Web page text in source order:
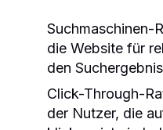
Suchmaschinen-
die Website für
den
Click-Through-
der Nutzer, die